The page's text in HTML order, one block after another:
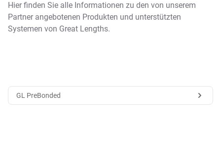
Hier finden Sie alle Informationen zu den von unserem
Partner angebotenen Produkten und unterstützten
Systemen von Great Lengths.
GL PreBonded